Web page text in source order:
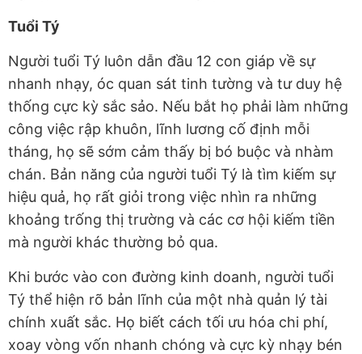
Tuổi Tý
Người tuổi Tý luôn dẫn đầu 12 con giáp về sự
nhanh nhạy, óc quan sát tinh tường và tư duy hệ
thống cực kỳ sắc sảo. Nếu bắt họ phải làm những
công việc rập khuôn, lĩnh lương cố định mỗi
tháng, họ sẽ sớm cảm thấy bị bó buộc và nhàm
chán. Bản năng của người tuổi Tý là tìm kiếm sự
hiệu quả, họ rất giỏi trong việc nhìn ra những
khoảng trống thị trường và các cơ hội kiếm tiền
mà người khác thường bỏ qua.
Khi bước vào con đường kinh doanh, người tuổi
Tý thể hiện rõ bản lĩnh của một nhà quản lý tài
chính xuất sắc. Họ biết cách tối ưu hóa chi phí,
xoay vòng vốn nhanh chóng và cực kỳ nhạy bén